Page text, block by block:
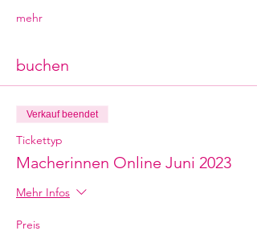
mehr
buchen
Verkauf beendet
Tickettyp
Macherinnen Online Juni 2023
Mehr Infos
Preis